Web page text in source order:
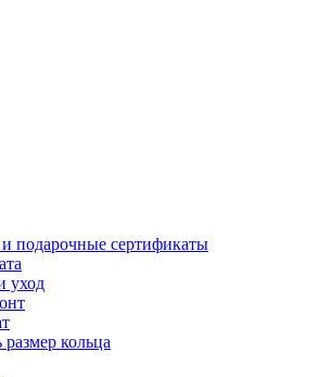
подарочные сертификаты
уход
кольца